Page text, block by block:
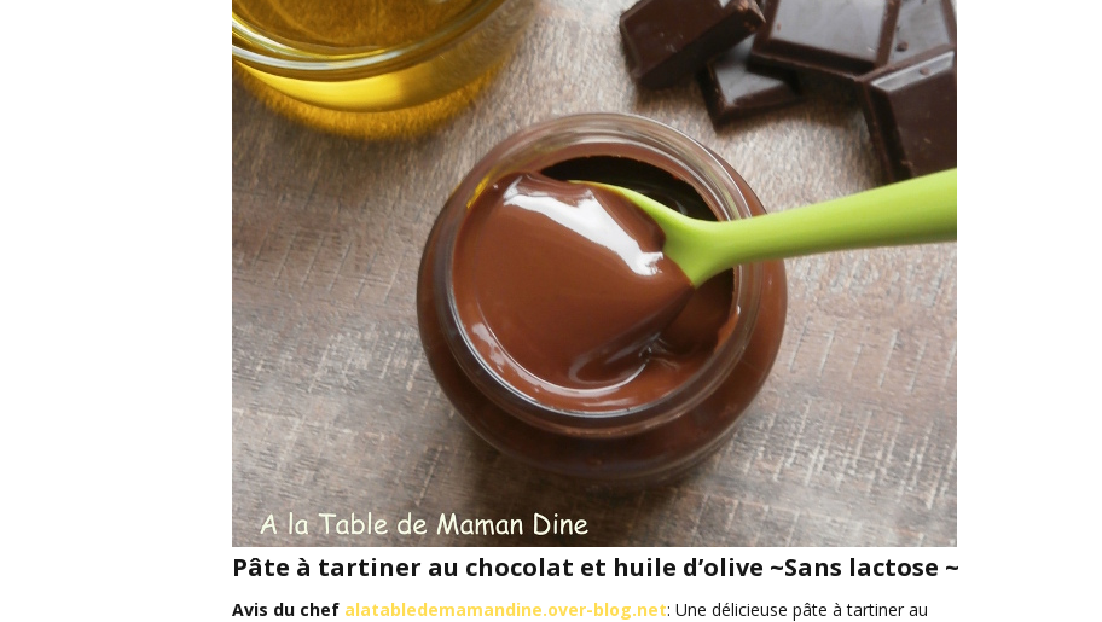
Pâte à tartiner au chocolat et huile d’olive ~Sans lactose ~
Avis du chef alatabledemamandine.over-blog.net: Une délicieuse pâte à tartiner au